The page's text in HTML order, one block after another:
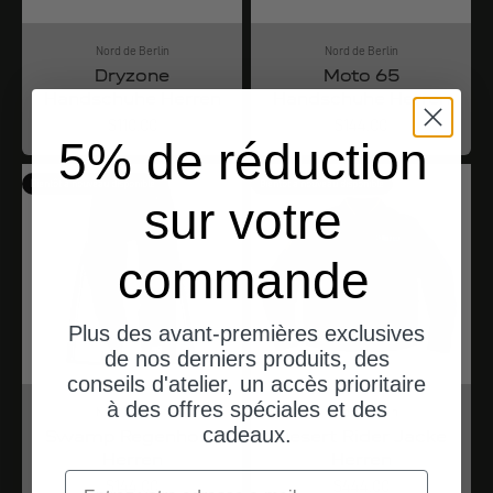
Nord de Berlin
Dryzone
Nord de Berlin
Moto 65
Handschuhe Herren
Bientôt à nouveau disponible
Nord de Berlin
Swamp Regenhose
$144.00
Bientôt à nouveau disponible
Nord de Berlin
Desert Rider Jacke
5% de réduction
sur votre
commande
Plus des avant-premières exclusives
de nos derniers produits, des
conseils d'atelier, un accès prioritaire
à des offres spéciales et des
cadeaux.
Email